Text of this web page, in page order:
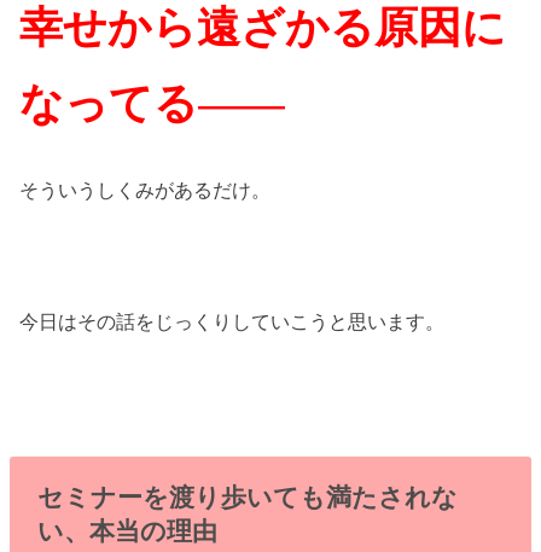
幸せから遠ざかる原因に
なってる——
そういうしくみがあるだけ。
今日はその話をじっくりしていこうと思います。
セミナーを渡り歩いても満たされな
い、本当の理由